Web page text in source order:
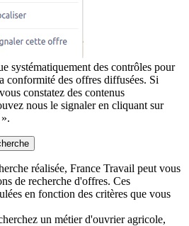
systématiquement des contrôles pour
conformité des offres diffusées. Si
constatez des contenus
nous le signaler en cliquant sur
réalisée, France Travail peut vous
de recherche d'offres. Ces
en fonction des critères que vous
un métier d'ouvrier agricole,